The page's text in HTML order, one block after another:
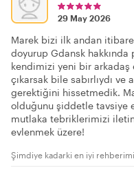
29 May 2026
Marek bizi ilk andan
doyurup Gdansk
kendimizi yeni bir
çıkarsak bile sabırlıydı ve
gerektiğini hissetmedik.
olduğunu şiddetle tavsiye
mutlaka tebriklerimizi
evlenmek üzere!
Şimdiye kadarki en iyi